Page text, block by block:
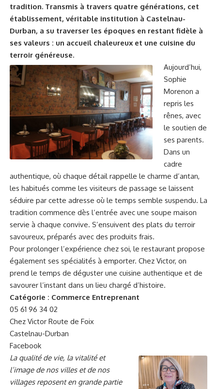
tradition. Transmis à travers quatre générations, cet
établissement, véritable institution à Castelnau-
Durban, a su traverser les époques en restant fidèle à
ses valeurs : un accueil chaleureux et une cuisine du
terroir généreuse.
Aujourd’hui,
Sophie
Morenon a
repris les
rênes, avec
le soutien de
ses parents.
Dans un
cadre
authentique, où chaque détail rappelle le charme d’antan,
les habitués comme les visiteurs de passage se laissent
séduire par cette adresse où le temps semble suspendu. La
tradition commence dès l’entrée avec une soupe maison
servie à chaque convive. S’ensuivent des plats du terroir
savoureux, préparés avec des produits frais.
Pour prolonger l’expérience chez soi, le restaurant propose
également ses spécialités à emporter. Chez Victor, on
prend le temps de déguster une cuisine authentique et de
savourer l’instant dans un lieu chargé d’histoire.
Catégorie : Commerce Entreprenant
05 61 96 34 02
Chez Victor Route de Foix
Castelnau-Durban
Facebook
La qualité de vie, la vitalité et
l’image de nos villes et de nos
villages reposent en grande partie